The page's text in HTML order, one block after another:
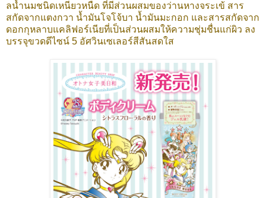
ลน้ำนมชนิดเหนียวหนืด ที่มีส่วนผสมของว่านหางจระเข้ สาร
สกัดจากแตงกวา น้ำมันโจโจ้บา น้ำมันมะกอก และสารสกัดจาก
ดอกกุหลาบแคลิฟอร์เนียที่เป็นส่วนผสมให้ความชุ่มชื่นแก่ผิว ลง
บรรจุขวดดีไซน์ 5 อัศวินเซเลอร์สีสันสดใส